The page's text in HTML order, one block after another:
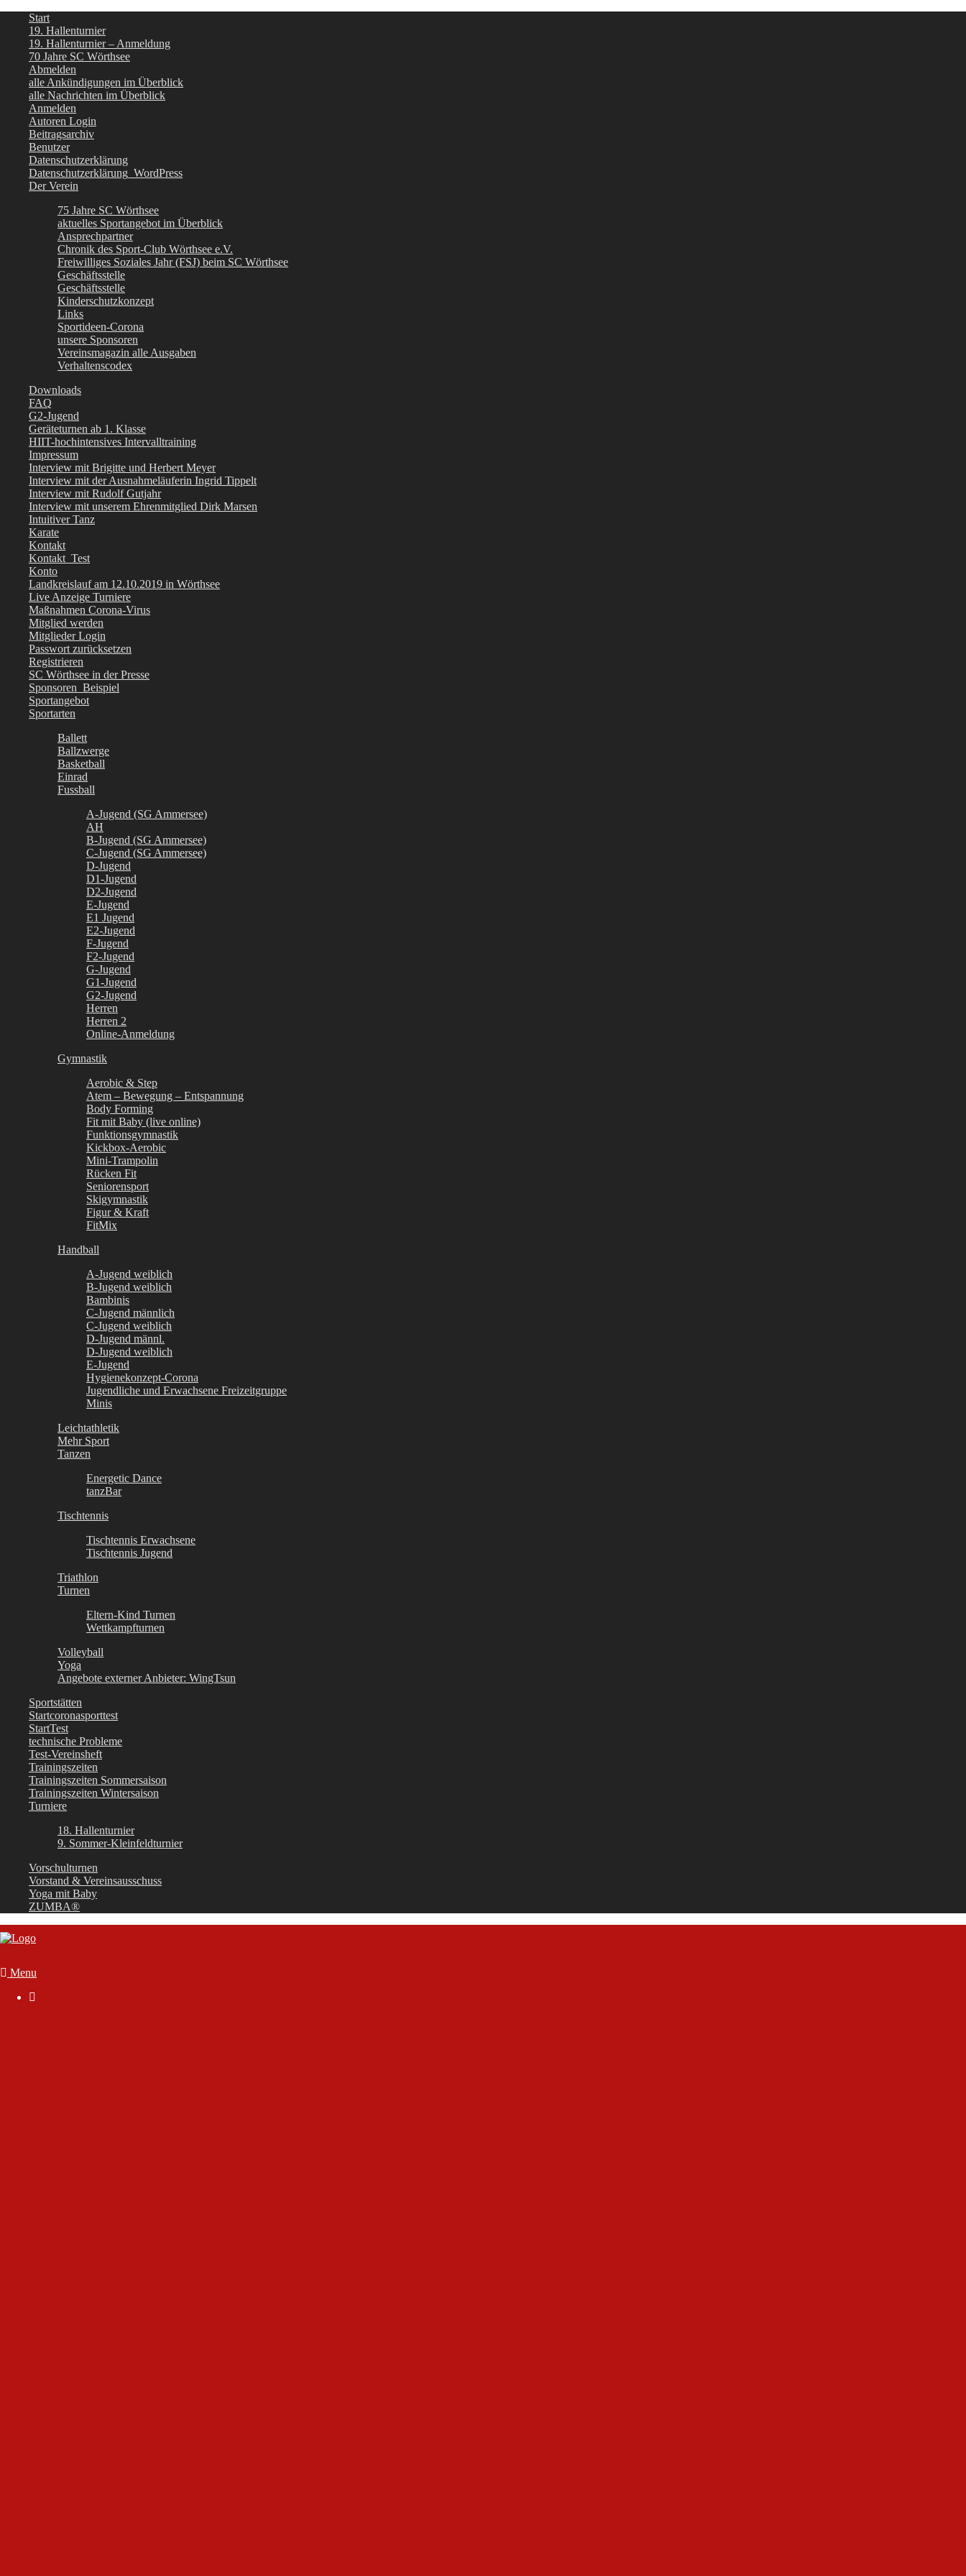
Start
19. Hallenturnier
19. Hallenturnier – Anmeldung
70 Jahre SC Wörthsee
Abmelden
alle Ankündigungen im Überblick
alle Nachrichten im Überblick
Anmelden
Autoren Login
Beitragsarchiv
Benutzer
Datenschutzerklärung
Datenschutzerklärung_WordPress
Der Verein
75 Jahre SC Wörthsee
aktuelles Sportangebot im Überblick
Ansprechpartner
Chronik des Sport-Club Wörthsee e.V.
Freiwilliges Soziales Jahr (FSJ) beim SC Wörthsee
Geschäftsstelle
Geschäftsstelle
Kinderschutzkonzept
Links
Sportideen-Corona
unsere Sponsoren
Vereinsmagazin alle Ausgaben
Verhaltenscodex
Downloads
FAQ
G2-Jugend
Geräteturnen ab 1. Klasse
HIIT-hochintensives Intervalltraining
Impressum
Interview mit Brigitte und Herbert Meyer
Interview mit der Ausnahmeläuferin Ingrid Tippelt
Interview mit Rudolf Gutjahr
Interview mit unserem Ehrenmitglied Dirk Marsen
Intuitiver Tanz
Karate
Kontakt
Kontakt_Test
Konto
Landkreislauf am 12.10.2019 in Wörthsee
Live Anzeige Turniere
Maßnahmen Corona-Virus
Mitglied werden
Mitglieder Login
Passwort zurücksetzen
Registrieren
SC Wörthsee in der Presse
Sponsoren_Beispiel
Sportangebot
Sportarten
Ballett
Ballzwerge
Basketball
Einrad
Fussball
A-Jugend (SG Ammersee)
AH
B-Jugend (SG Ammersee)
C-Jugend (SG Ammersee)
D-Jugend
D1-Jugend
D2-Jugend
E-Jugend
E1 Jugend
E2-Jugend
F-Jugend
F2-Jugend
G-Jugend
G1-Jugend
G2-Jugend
Herren
Herren 2
Online-Anmeldung
Gymnastik
Aerobic & Step
Atem – Bewegung – Entspannung
Body Forming
Fit mit Baby (live online)
Funktionsgymnastik
Kickbox-Aerobic
Mini-Trampolin
Rücken Fit
Seniorensport
Skigymnastik
Figur & Kraft
FitMix
Handball
A-Jugend weiblich
B-Jugend weiblich
Bambinis
C-Jugend männlich
C-Jugend weiblich
D-Jugend männl.
D-Jugend weiblich
E-Jugend
Hygienekonzept-Corona
Jugendliche und Erwachsene Freizeitgruppe
Minis
Leichtathletik
Mehr Sport
Tanzen
Energetic Dance
tanzBar
Tischtennis
Tischtennis Erwachsene
Tischtennis Jugend
Triathlon
Turnen
Eltern-Kind Turnen
Wettkampfturnen
Volleyball
Yoga
Angebote externer Anbieter: WingTsun
Sportstätten
Startcoronasporttest
StartTest
technische Probleme
Test-Vereinsheft
Trainingszeiten
Trainingszeiten Sommersaison
Trainingszeiten Wintersaison
Turniere
18. Hallenturnier
9. Sommer-Kleinfeldturnier
Vorschulturnen
Vorstand & Vereinsausschuss
Yoga mit Baby
ZUMBA®
Menu
